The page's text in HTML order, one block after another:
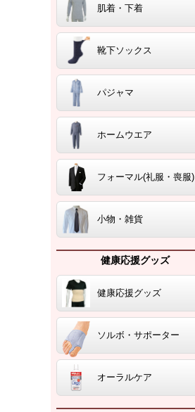
肌着・下着
靴下ソックス
パジャマ
ホームウエア
フォーマル(礼服・喪服)
小物・雑貨
健康応援グッズ
健康応援グッズ
ソルボ・サポーター
オーラルケア